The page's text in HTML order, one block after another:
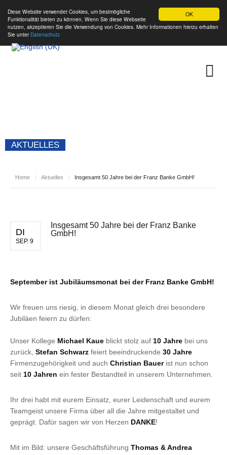
OK
Diese Website verwendet Cookies, um bestmögliche
Funktionalität bieten zu können. Wenn Sie diese Webseite
nutzen, akzeptieren Sie die Verwendung von Cookies. Mehr Informationen hierzu erhalten
Sie unter Datenschutz
AKTUELLES
Home / Aktuelles / Insgesamt 50 Jahre bei der Franz Banke GmbH!
DI
SEP. 9
Insgesamt 50 Jahre bei der Franz Banke
GmbH!
September ist Jubiläumsmonat bei der Franz Banke GmbH!
Wir freuen uns riesig, in diesem Monat gleich drei besondere
Jubiläen feiern zu dürfen:
Unser Kollege Michael Kaue blickt stolz auf 10 Jahre bei uns
zurück, Stefan Schwarz feiert beeindruckende 30 Jahre
Firmenzugehörigkeit und auch Christian Bauerist nun schon
seit 10 Jahren ein fester Bestandteil in unserem Unternehmen.
Ihr drei habt mit eurem Einsatz, eurer Leidenschaft und eurem
Teamgeist unsere Firma über all die Jahre mitgestaltet und
geprägt. Dafür sagen wir von Herzen DANKE!
Mit im Bild: unsere Geschäftsführung Thomas & Andrea